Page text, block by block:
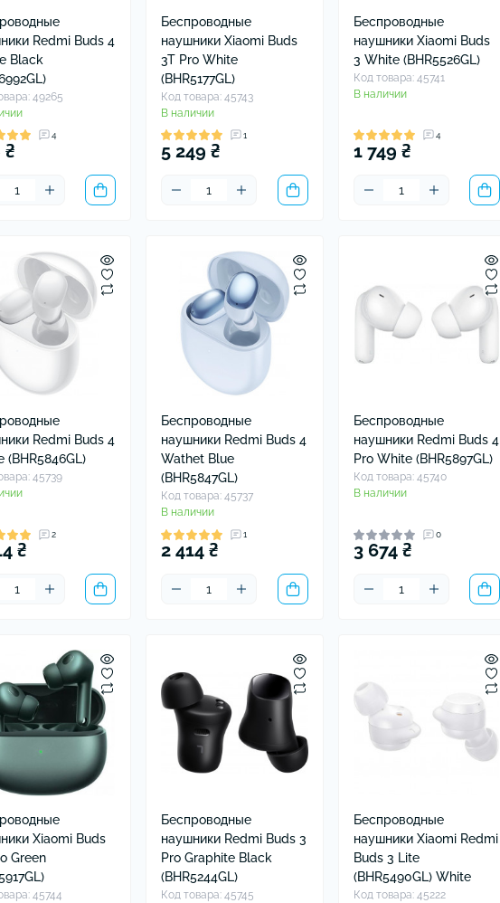
Redmi Buds 4
Black
49265
4
₴
Беспроводные
наушники Xiaomi Buds
3T Pro White
(BHR5177GL)
Код товара: 45743
В наличии
1
5 249 ₴
Беспроводные
наушники Xiaomi Buds
3 White (BHR5526GL)
Код товара: 45741
В наличии
4
1 749 ₴
Redmi Buds 4
(BHR5846GL)
45739
2
₴
Беспроводные
наушники Redmi Buds 4
Wathet Blue
(BHR5847GL)
Код товара: 45737
В наличии
1
2 414 ₴
Беспроводные
наушники Redmi Buds 4
Pro White (BHR5897GL)
Код товара: 45740
В наличии
0
3 674 ₴
Xiaomi Buds
Green
45744
Беспроводные
наушники Redmi Buds 3
Pro Graphite Black
(BHR5244GL)
Код товара: 45745
Беспроводные
наушники Xiaomi Redmi
Buds 3 Lite
(BHR5490GL) White
Код товара: 45222